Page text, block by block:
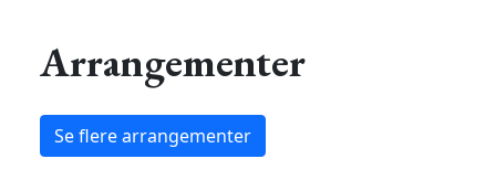
Arrangementer
Se flere arrangementer